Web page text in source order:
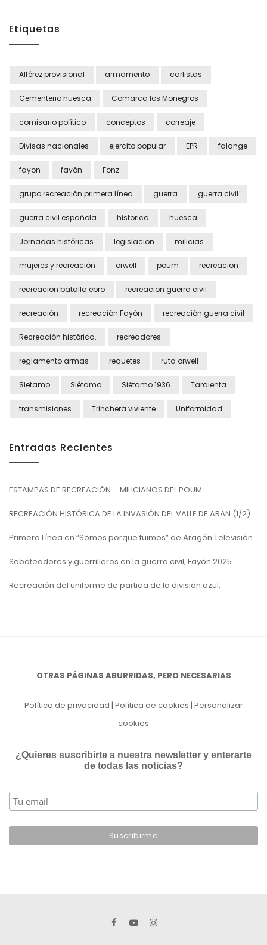
Etiquetas
Alférez provisional armamento carlistas
Cementerio huesca Comarca los Monegros
comisario político conceptos correaje
Divisas nacionales ejercito popular EPR falange
fayon fayón Fonz
grupo recreación primera línea guerra guerra civil
guerra civil española historica huesca
Jornadas históricas legislacion milicias
mujeres y recreación orwell poum recreacion
recreacion batalla ebro recreacion guerra civil
recreación recreación Fayón recreación guerra civil
Recreación histórica. recreadores
reglamento armas requetes ruta orwell
Sietamo Siétamo Siétamo 1936 Tardienta
transmisiones Trinchera viviente Uniformidad
Entradas Recientes
ESTAMPAS DE RECREACIÓN – MILICIANOS DEL POUM
RECREACIÓN HISTÓRICA DE LA INVASIÓN DEL VALLE DE ARÁN (1/2)
Primera Línea en “Somos porque fuimos” de Aragón Televisión
Saboteadores y guerrilleros en la guerra civil, Fayón 2025
Recreación del uniforme de partida de la división azul.
OTRAS PÁGINAS ABURRIDAS, PERO NECESARIAS
Política de privacidad | Política de cookies | Personalizar
cookies
¿Quieres suscribirte a nuestra newsletter y enterarte
de todas las noticias?